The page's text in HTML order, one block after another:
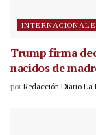
Trump firma
nacidos de
por Redacción Diario La